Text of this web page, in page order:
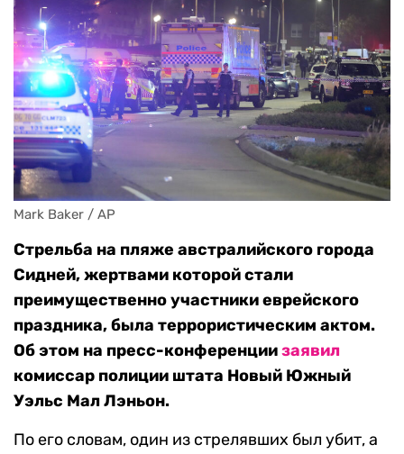
Mark Baker / AP
Стрельба на пляже австралийского города
Сидней, жертвами которой стали
преимущественно участники еврейского
праздника, была террористическим актом.
Об этом на пресс-конференциизаявил
комиссар полиции штата Новый Южный
Уэльс Мал Лэньон.
По его словам, один из стрелявших был убит, а